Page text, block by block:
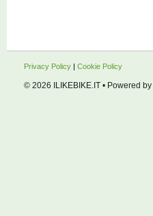
Privacy Policy Cookie Policy
© 2026 ILIKEBIKE.IT • Powered by